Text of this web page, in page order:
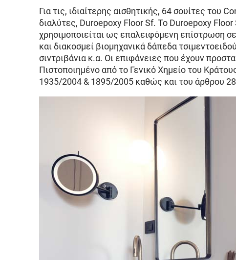
Για τις, ιδιαίτερης αισθητικής, 64 σουίτες
διαλύτες, Duroepoxy Floor Sf. Το Duroepoxy
χρησιμοποιείται ως επαλειφόμενη επίστρωση
και διακοσμεί βιομηχανικά δάπεδα
σιντριβάνια κ.α. Οι επιφάνειες που έχουν
Πιστοποιημένο από το Γενικό Χημείο του
1935/2004 & 1895/2005 καθώς και του άρθρου